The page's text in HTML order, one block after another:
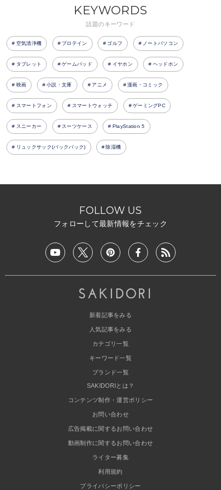
KEYWORDS
話題のキーワード
空気清浄機 プロテイン ゴルフ ノートパソコン
タブレット ゲームパッド イヤホン ヘッドホン
映画 小説・文庫 アニメ 漫画・コミック
スマートフォン スマートウォッチ ゲーミングPC
スニーカー スーツケース PlayStation 5
リュックサック(バックパック) 除湿機
FOLLOW US
フォローして最新情報をチェック
新着記事をみる
人気記事をみる
カテゴリ一覧
キーワード一覧
ブランド一覧
SAKIDORIとは？
コンテンツ制作・運営ポリシー
お問い合わせ
広告掲載に関するお問い合わせ
動画制作に関するお問い合わせ
ライター募集
利用規約
プライバシーポリシー